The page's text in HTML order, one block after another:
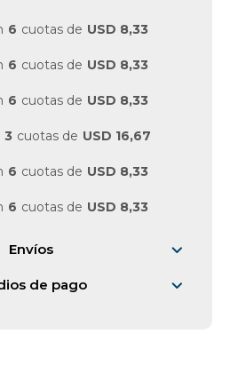
6 cuotas de USD 8,33
6 cuotas de USD 8,33
6 cuotas de USD 8,33
3 cuotas de USD 16,67
6 cuotas de USD 8,33
6 cuotas de USD 8,33
Envíos
de pago